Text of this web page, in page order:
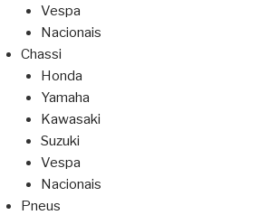
Vespa
Nacionais
Chassi
Honda
Yamaha
Kawasaki
Suzuki
Vespa
Nacionais
Pneus